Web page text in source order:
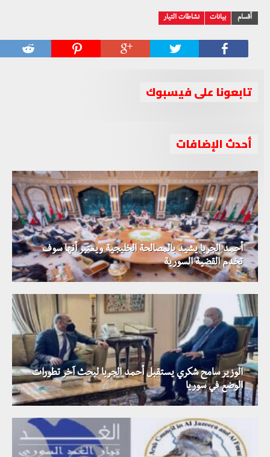
أقسام بيانات نشاطات التيار
تابعونا على فيسبوك
أحدث الإضافات
أحمد الجربا يشيد بالمصالحة الخليجية ويعتبر أنها سوف
تخدم القضية السورية
الوزير سامح شكري يستقبل أحمد الجربا لبحث آخر تطورات
الوضع في سوريا